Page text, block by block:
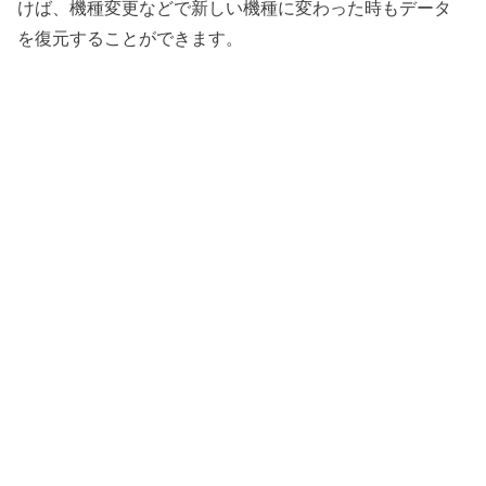
けば、機種変更などで新しい機種に変わった時もデータ
を復元することができます。